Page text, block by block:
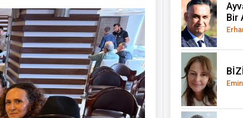
Bir